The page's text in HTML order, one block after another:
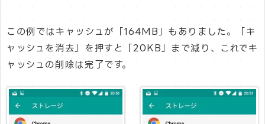
この例ではキャッシュが「164MB」もありました。「キ
ャッシュを消去」を押すと「20KB」まで減り、これでキ
ャッシュの削除は完了です。